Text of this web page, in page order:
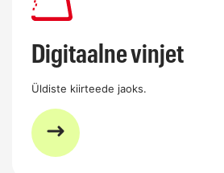
Digitaalne vinjet
Üldiste kiirteede jaoks.